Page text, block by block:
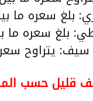
سعره ما بين 160 و220
سعره ما بين 120 و180
يتراوح سعره ما بين
قليل حسب